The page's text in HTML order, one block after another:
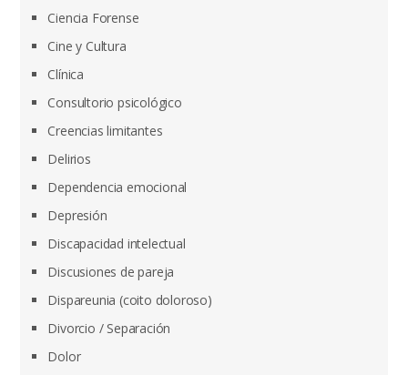
Ciencia Forense
Cine y Cultura
Clínica
Consultorio psicológico
Creencias limitantes
Delirios
Dependencia emocional
Depresión
Discapacidad intelectual
Discusiones de pareja
Dispareunia (coito doloroso)
Divorcio / Separación
Dolor